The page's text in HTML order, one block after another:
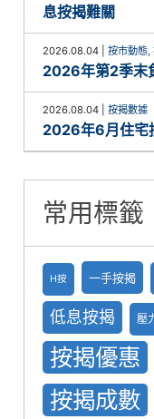
息按揭難關
2026.08.04 |按市動態,
2026年第2季末
2026.08.04 |按揭數據
2026年6月住宅
常用標籤
H按 一手按揭
低息按揭 壓
按揭優惠
按揭成數